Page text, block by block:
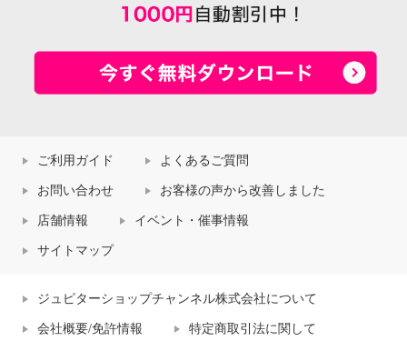
ご利用ガイド よくあるご質問
お問い合わせ お客様の声から改善しました
店舗情報 イベント・催事情報
サイトマップ
ジュピターショップチャンネル株式会社について
会社概要/免許情報 特定商取引法に関して